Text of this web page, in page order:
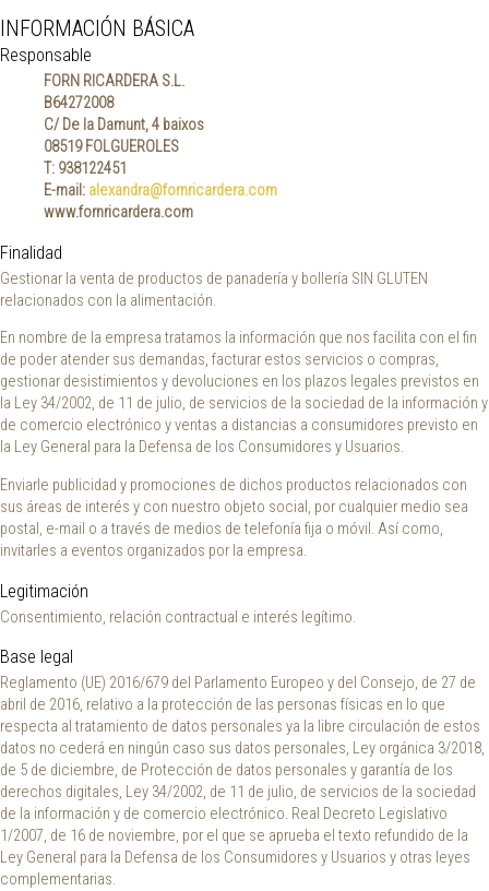
INFORMACIÓN BÁSICA
Responsable
FORN RICARDERA S.L.
B64272008
C/ De la Damunt, 4 baixos
08519FOLGUEROLES
T: 938122451
E-mail: alexandra@fornricardera.com
www.fornricardera.com
Finalidad
Gestionar la venta de productos de panadería y bollería SIN GLUTEN
relacionados con la alimentación.
En nombre de la empresa tratamos la información que nos facilita con el fin
de poder atender sus demandas, facturar estos servicios o compras,
gestionar desistimientos y devoluciones en los plazos legales previstos en
la Ley 34/2002, de 11 de julio, de servicios de la sociedad de la información y
de comercio electrónico y ventas a distancias a consumidores previsto en
la Ley General para la Defensa de los Consumidores y Usuarios.
Enviarle publicidad y promociones de dichos productos relacionados con
sus áreas de interés y con nuestro objeto social, por cualquier medio sea
postal, e-mail o a través de medios de telefonía fija o móvil. Así como,
invitarles a eventos organizados por la empresa.
Legitimación
Consentimiento, relación contractual e interés legítimo.
Base legal
Reglamento (UE) 2016/679 del Parlamento Europeo y del Consejo, de 27 de
abril de 2016, relativo a la protección de las personas físicas en lo que
respecta al tratamiento de datos personales ya la libre circulación de estos
datos no cederá en ningún caso sus datos personales, Ley orgánica 3/2018,
de 5 de diciembre, de Protección de datos personales y garantía de los
derechos digitales, Ley 34/2002, de 11 de julio, de servicios de la sociedad
de la información y de comercio electrónico. Real Decreto Legislativo
1/2007, de 16 de noviembre, por el que se aprueba el texto refundido de la
Ley General para la Defensa de los Consumidores y Usuarios y otras leyes
complementarias.